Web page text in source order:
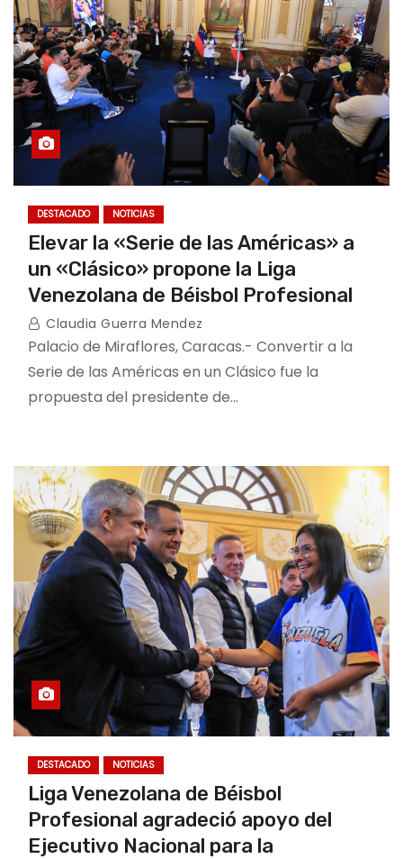
DESTACADO NOTICIAS
Elevar la «Serie de las Américas» a
un «Clásico» propone la Liga
Venezolana de Béisbol Profesional
Claudia Guerra Mendez
Palacio de Miraflores, Caracas.- Convertir a la
Serie de las Américas en un Clásico fue la
propuesta del presidente de…
DESTACADO NOTICIAS
Liga Venezolana de Béisbol
Profesional agradeció apoyo del
Ejecutivo Nacional para la